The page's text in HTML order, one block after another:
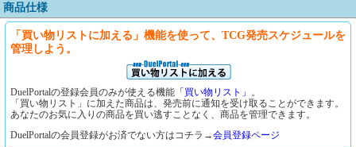
商品仕様
「買い物リストに加える」機能を使って、TCG発売スケジュールを
管理しよう。
DuelPortalの登録会員のみが使える機能 「買い物リスト」 。
「買い物リスト」に加えた商品は、発売前に通知を受け取ることができます。
あなたのお気に入りの商品を買い逃すことなく、商品を管理できます。
DuelPortalの会員登録がお済でない方はコチラ→会員登録ページ